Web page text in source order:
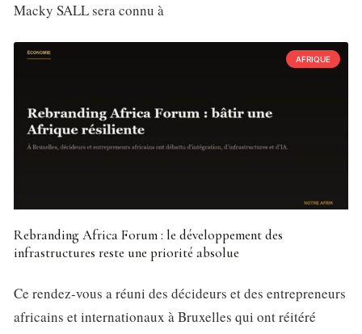
Macky SALL sera connu à
AFRIQUE
Rebranding Africa Forum : le développement des
infrastructures reste une priorité absolue
Ce rendez-vous a réuni des décideurs et des entrepreneurs
africains et internationaux à Bruxelles qui ont réitéré